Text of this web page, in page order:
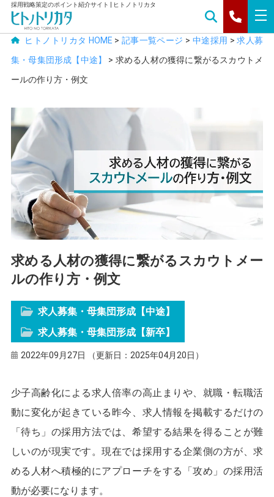
採用戦略策定のポイント紹介サイト | ヒトノトリカタ
ヒトノトリカタ HOME > 記事一覧ページ > 中途採用 >求人募
集・母集団形成【中途】
> 求める人材の獲得に繋がるスカウトメ
ールの作り方・例文
求める人材の獲得に繋がるスカウトメー
ルの作り方・例文
求人募集・母集団形成【中途】
求人募集・母集団形成【新卒】
2022年09月27日 （更新日：2025年04月20日）
少子高齢化による求人倍率の高止まりや、就職・転職活
動に変化が起きている昨今、求人情報を掲載するだけの
「待ち」の採用方法では、希望する結果を得ることが難
しいのが現実です。現在では採用する企業側の方が、求
める人材へ積極的にアプローチをする「攻め」の採用活
動が必要になります。